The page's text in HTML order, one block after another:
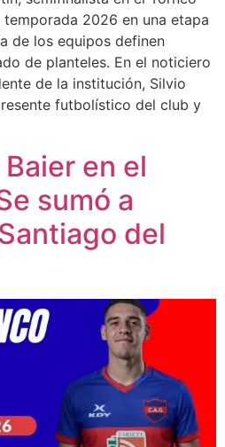
temporada 2026 en una etapa
de los equipos definen
de planteles. En el noticiero
de la institución, Silvio
futbolístico del club y
en el
sumó a
del